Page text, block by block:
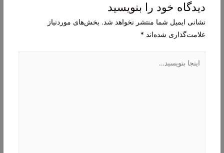
دیدگاه‌ خود را بنویسید
نشانی ایمیل شما منتشر نخواهد شد. بخش‌های موردنیاز
علامت‌گذاری شده‌اند *
بنویسید…